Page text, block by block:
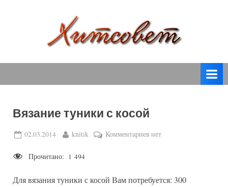
т
о
в
спицами,
крючком,
вязаные
модели
с
схемами.
Вязание туники с косой
Posted
02.03.2014 By
knitik Комментариевк
с
нет
Прочитано: 1 494
Для вязания туники с косой Вам потребуется: 300